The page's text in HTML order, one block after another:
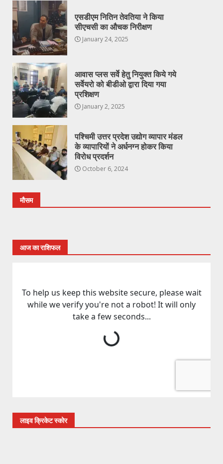
एसडीएम नितिन तेवतिया ने किया
सीएचसी का औचक निरीक्षण
January 24, 2025
आवास प्लस सर्वे हेतु नियुक्त किये गये
सर्वेयरो को बीडीओ द्वारा दिया गया
प्रशिक्षण
January 2, 2025
पश्चिमी उत्तर प्रदेश उद्योग व्यापार मंडल
के व्यापारियों ने अर्धनग्न होकर किया
विरोध प्रदर्शन
October 6, 2024
मौसम
आज का राशिफल
लाइव क्रिकेट स्कोर